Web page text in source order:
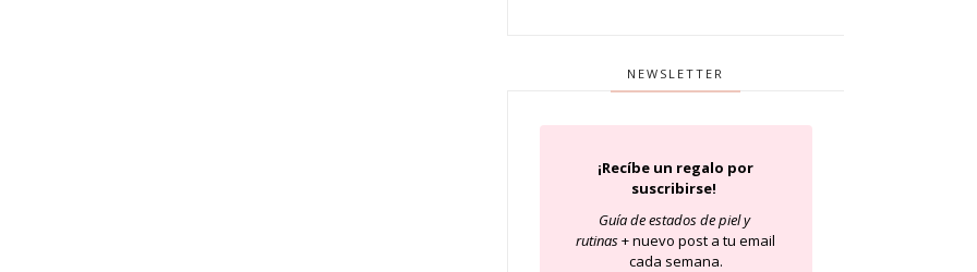
NEWSLETTER
¡Recíbe un regalo por
suscribirse!
Guía de estados de piely
rutinas+ nuevo post a tu email
cada semana.